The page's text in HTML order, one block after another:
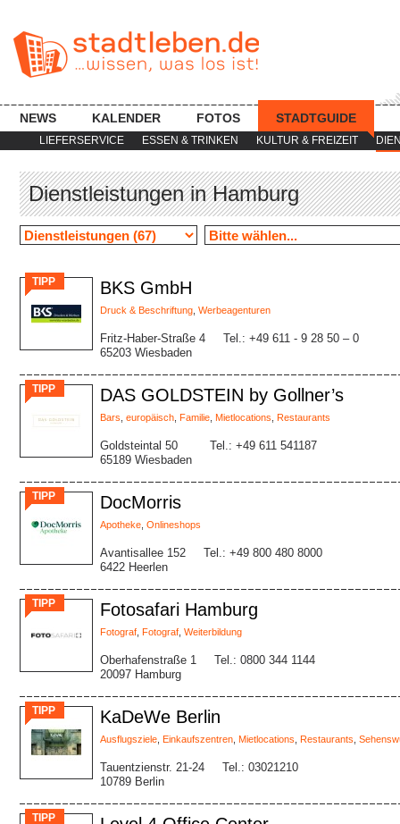
LIEFERSERVICE ESSEN & TRINKEN KULTUR & FREIZEIT
NEWS KALENDER FOTOS STADTGUIDE
Dienstleistungen in Hamburg
TIPP BKS GmbH
Druck & Beschriftung Werbeagenturen
Fritz-Haber-Straße 4
65203 Wiesbaden
Tel.: +49 611 - 9 28 50 – 0
TIPP DAS GOLDSTEIN by Gollner’s
Bars europäisch Familie Mietlocations Restaurants
Goldsteintal 50
65189 Wiesbaden
Tel.: +49 611 541187
TIPP DocMorris
Apotheke Onlineshops
Avantisallee 152
6422 Heerlen
Tel.: +49 800 480 8000
TIPP Fotosafari Hamburg
Fotograf Fotograf Weiterbildung
Oberhafenstraße 1
20097 Hamburg
Tel.: 0800 344 1144
TIPP KaDeWe Berlin
Ausflugsziele Einkaufszentren Mietlocations Restaurants
Tauentzienstr. 21-24
10789 Berlin
Tel.: 03021210
TIPP